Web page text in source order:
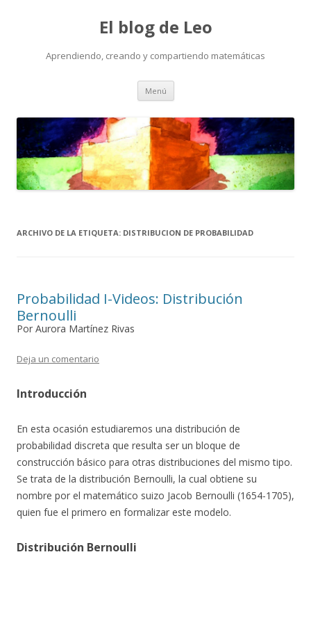
El blog de Leo
Aprendiendo, creando y compartiendo matemáticas
Menú Saltar
contenido
ARCHIVO DE LA ETIQUETA: DISTRIBUCION DE PROBABILIDAD
Probabilidad I-Videos: Distribución
Bernoulli
Por Aurora Martínez Rivas
Deja un comentario
Introducción
En esta ocasión estudiaremos una distribución de
probabilidad discreta que resulta ser un bloque de
construcción básico para otras distribuciones del mismo tipo.
Se trata de la distribución Bernoulli, la cual obtiene su
nombre por el matemático suizo Jacob Bernoulli (1654-1705),
quien fue el primero en formalizar este modelo.
Distribución Bernoulli